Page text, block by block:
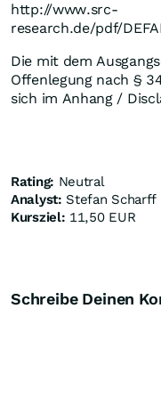
http://www.src-
research.de/pdf/
Die mit dem
Offenlegung nach §
sich im Anhang /
Rating: Neutral
Analyst: Stefan Scharff
Kursziel: 11,50 EUR
Schreibe Deinen